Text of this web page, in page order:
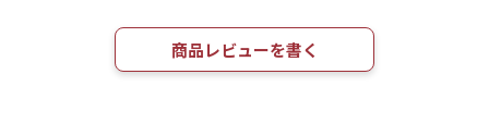
商品レビューを書く